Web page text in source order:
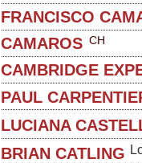
FRANCISCO
CAMAROS CH
CAMBRIDGE
PAUL
LUCIANA
BRIAN CATLING